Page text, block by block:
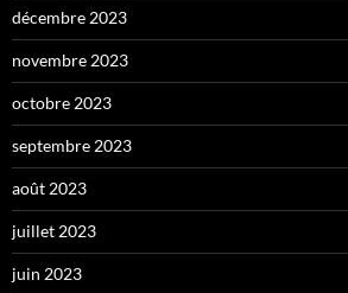
décembre 2023
novembre 2023
octobre 2023
septembre 2023
août 2023
juillet 2023
juin 2023